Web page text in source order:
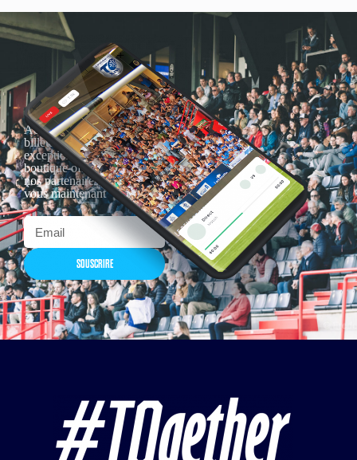
Actualités, nouveautés,
billetterie, remises
exceptionnelles dans la
boutique officielles & chez
nos partenaires… Inscrivez-
vous maintenant
SOUSCRIRE